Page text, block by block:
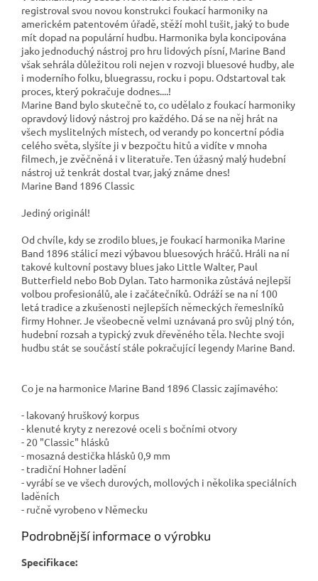
registroval svou novou konstrukci foukací harmoniky na
americkém patentovém úřadě, stěží mohl tušit, jaký to bude
mít dopad na populární hudbu. Harmonika byla koncipována
jako jednoduchý nástroj pro hru lidových písní, Marine Band
však sehrála důležitou roli nejen v rozvoji bluesové hudby, ale
i moderního folku, bluegrassu, rocku i popu. Odstartoval tak
proces, který pokračuje dodnes....!
Marine Band bylo skutečně to, co udělalo z foukací harmoniky
opravdový lidový nástroj pro každého. Dá se na něj hrát na
všech myslitelných místech, od verandy po koncertní pódia
celého světa, slyšíte ji v bezpočtu hitů a vidíte v mnoha
filmech, je zvěčněná i v literatuře. Ten úžasný malý hudební
nástroj už tenkrát dostal tvar, jaký známe dnes!
Marine Band 1896 Classic
Jediný originál!
Od chvíle, kdy se zrodilo blues, je foukací harmonika Marine
Band 1896 stálicí mezi výbavou bluesových hráčů. Hráli na ní
takové kultovní postavy blues jako Little Walter, Paul
Butterfield nebo Bob Dylan. Tato harmonika zůstává nejlepší
volbou profesionálů, ale i začátečníků. Odráží se na ní 100
letá tradice a zkušenosti nejlepších německých řemeslníků
firmy Hohner. Je všeobecně velmi uznávaná pro svůj plný tón,
hudební rozsah a typický zvuk dřevěného těla. Nechte svoji
hudbu stát se součástí stále pokračující legendy Marine Band.
Co je na harmonice Marine Band 1896 Classic zajímavého:
- lakovaný hruškový korpus
- klenuté kryty z nerezové oceli s bočními otvory
- 20 "Classic" hlásků
- mosazná destička hlásků 0,9 mm
- tradiční Hohner ladění
- vyrábí se ve všech durových, mollových i několika speciálních
laděních
- ručně vyrobeno v Německu
Podrobnější informace o výrobku
Specifikace: